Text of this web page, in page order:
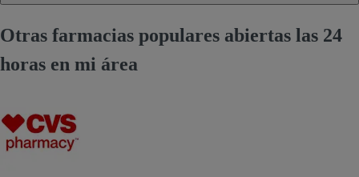
Otras farmacias populares abiertas las 24
horas en mi área